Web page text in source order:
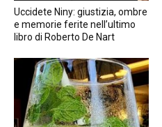
Uccidete Niny: giustizia, ombre
e memorie ferite nell’ultimo
libro di Roberto De Nart